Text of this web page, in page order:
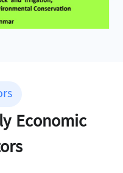
Economic